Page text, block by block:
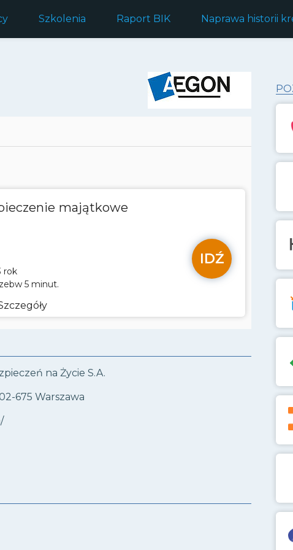
Szkolenia Raport BIK Naprawa historii
majątkowe
rok
5 minut.
IDŹ
na Życie S.A.
675 Warszawa